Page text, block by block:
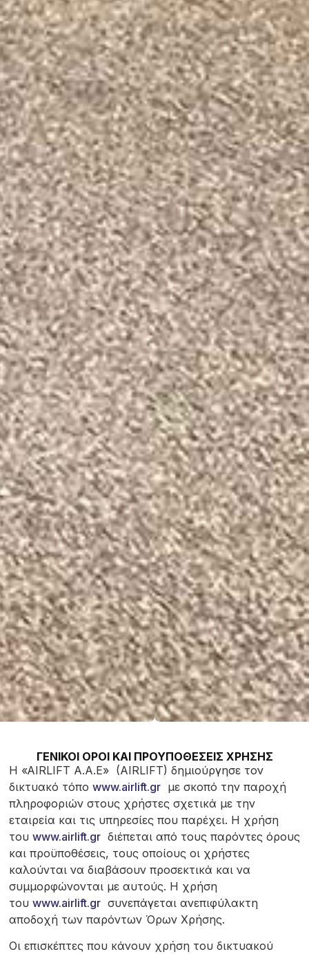
ΓΕΝΙΚΟΙ ΟΡΟΙ ΚΑΙ ΠΡΟΥΠΟΘΕΣΕΙΣ ΧΡΗΣΗΣ
H «AIRLIFT A.A.E» (AIRLIFT) δημιούργησε τον
δικτυακό τόπο www.airlift.grμε σκοπό την παροχή
πληροφοριών στους χρήστες σχετικά με την
εταιρεία και τις υπηρεσίες που παρέχει. Η χρήση
του www.airlift.grδιέπεται από τους παρόντες όρους
και προϋποθέσεις, τους οποίους οι χρήστες
καλούνται να διαβάσουν προσεκτικά και να
συμμορφώνονται με αυτούς. Η χρήση
του www.airlift.grσυνεπάγεται ανεπιφύλακτη
αποδοχή των παρόντων Όρων Χρήσης.
Οι επισκέπτες που κάνουν χρήση του δικτυακού